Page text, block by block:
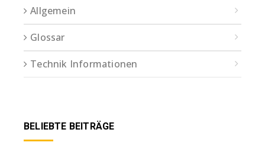
Allgemein
Glossar
Technik Informationen
BELIEBTE BEITRÄGE